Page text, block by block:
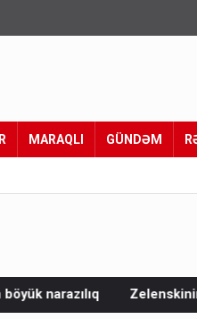
MARAQLI GÜNDƏM
Serbiyaya ilk səfəri: